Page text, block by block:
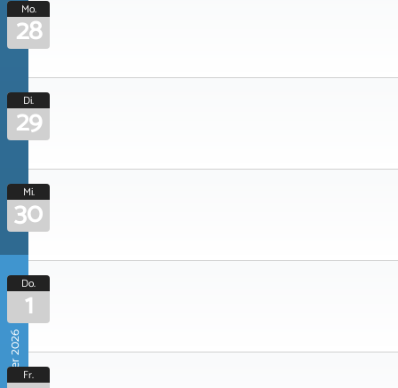
Mo.
28
Di.
29
Mi.
30
Oktober 2026
Do.
1
Fr.